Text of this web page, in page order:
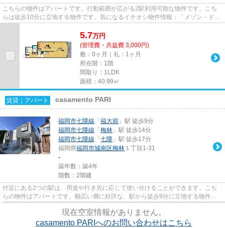
こちらの物件はアパートです。行動範囲が広がる2駅利用可能な物件です。こち
らは徒歩10分に立地する物件です。気になるイチオシ物件情報：「メゾン・ド・
5.7万円
(管理費・共益費 3,000円)
敷：0ヶ月｜礼：1ヶ月
所在階：1階
間取り：1LDK
面積：40.99㎡
賃貸｜アパート casamento PARI
福岡市七隈線 「 福大前 」駅 徒歩9分
福岡市七隈線 「 梅林 」駅 徒歩14分
福岡市七隈線 「 七隈 」駅 徒歩17分
福岡県福岡市城南区梅林 １丁目1-31
-
築年数：築4年
階数：2階建
付近にある2つの駅は、用途や行き先に応じて使い分けることができます。こち
らの物件はアパートです。幅広い層に好評な、駅から徒歩9分に立地する物件で
現在空室情報がありません。
casamento PARIへのお問い合わせはこちら